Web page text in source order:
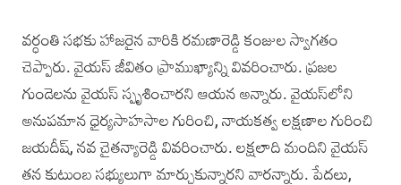
వర్ధంతి సభకు హాజరైన వారికి రమణారెడ్డి కంజుల స్వాగతం
చెప్పారు. వైయస్ జీవితం ప్రాముఖ్యాన్ని వివరించారు. ప్రజల
గుండెలను వైయస్ స్పృశించారని ఆయన అన్నారు. వైయ‌స్‌లోని
అనుపమాన ధైర్యసాహసాల గురించి, నాయకత్వ లక్షణాల గురించి
జయదీష్, నవ చైతన్యారెడ్డి వివరించారు. లక్షలాది మందిని వైయ‌స్
తన కుటుంబ సభ్యులుగా మార్చుకున్నారని వారన్నారు. పేద‌లు,